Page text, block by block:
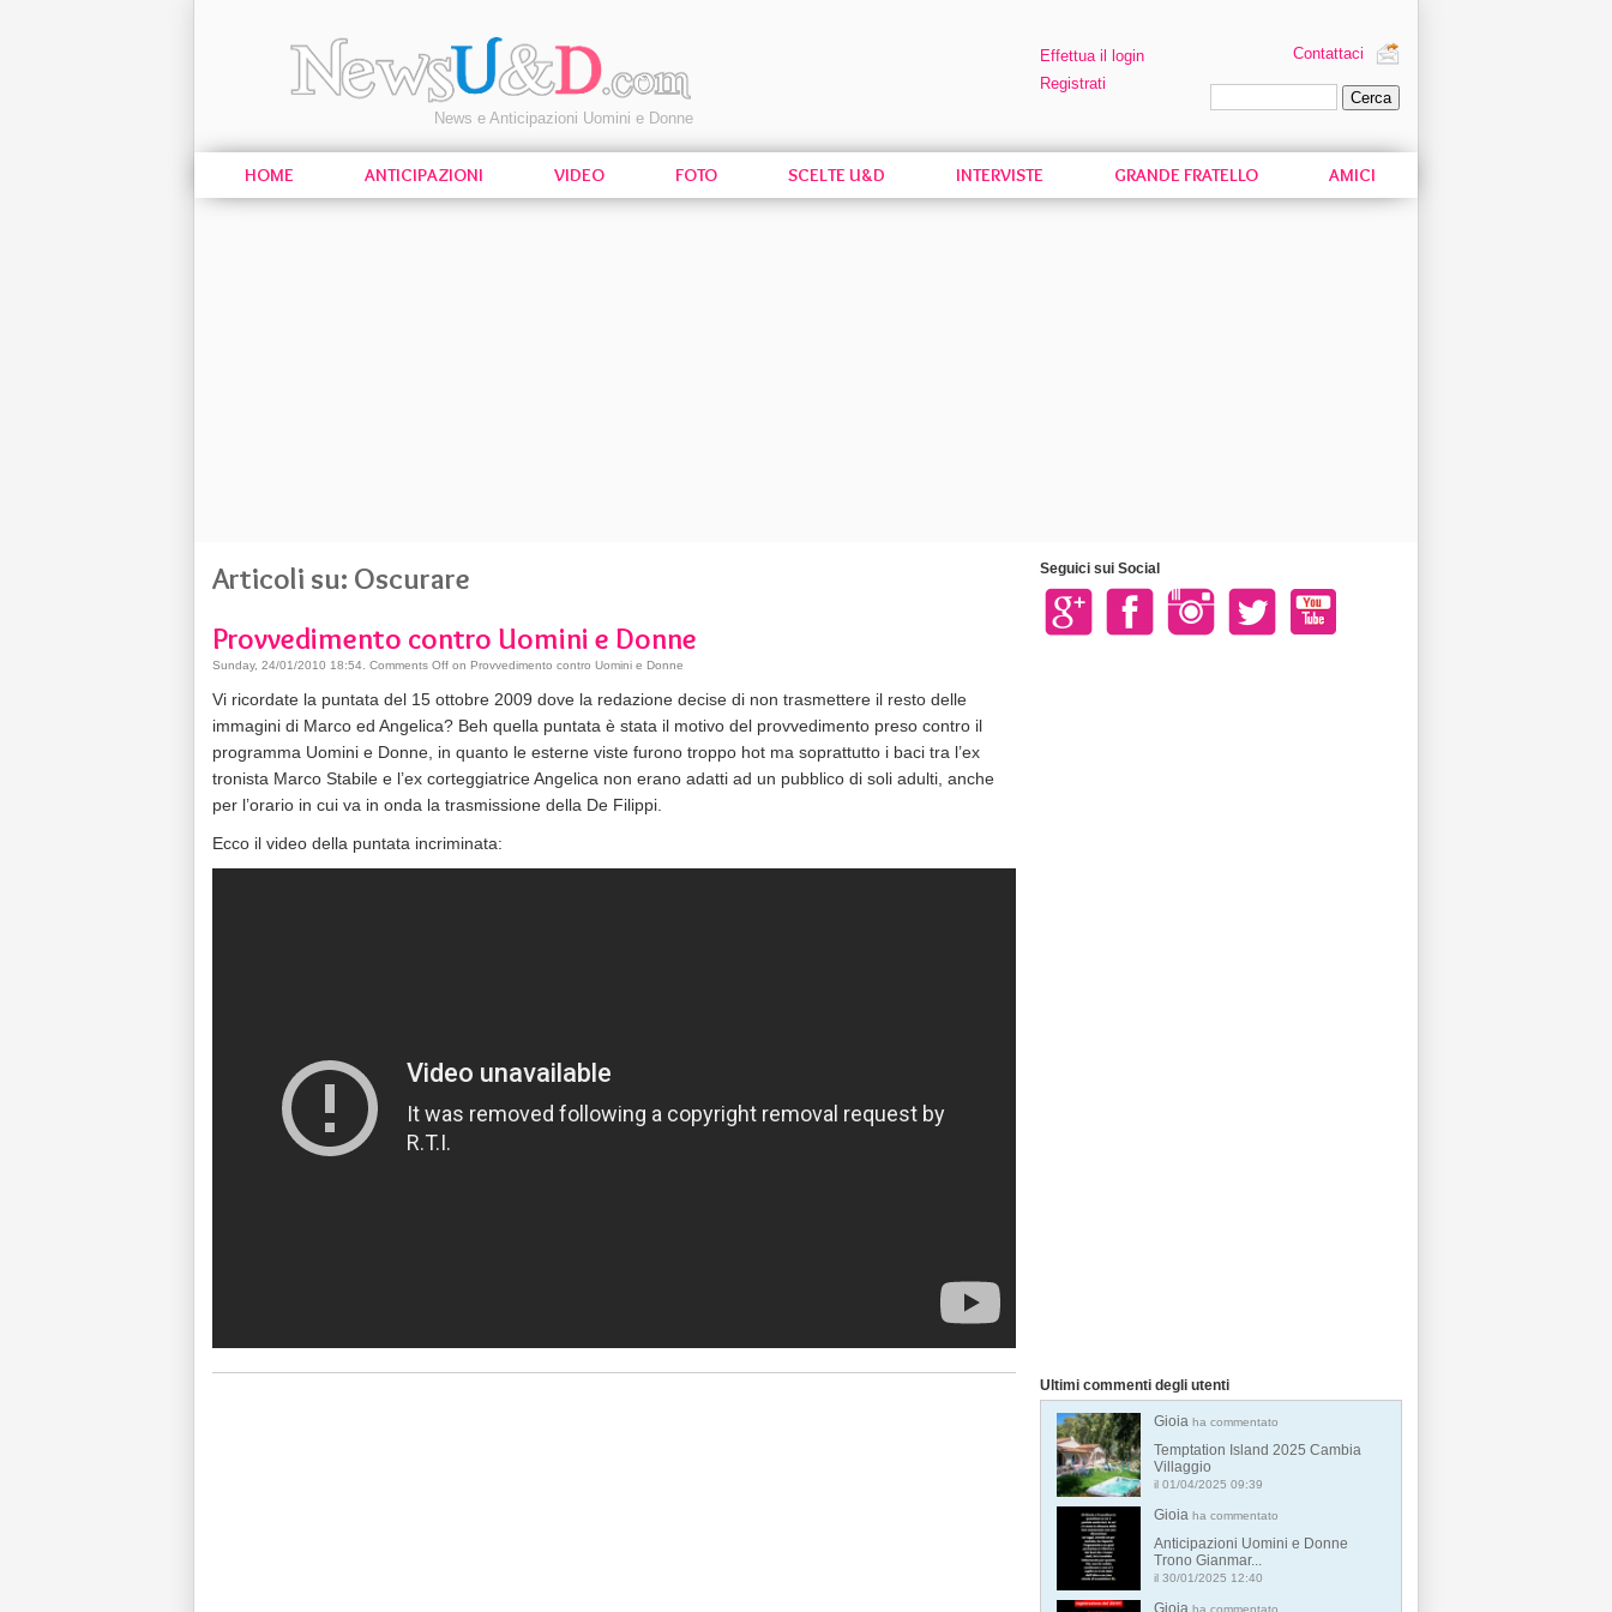
News e Anticipazioni Uomini e Donne
Effettua il login
Registrati
Contattaci
HOME ANTICIPAZIONI VIDEO FOTO SCELTE U&D INTERVISTE GRANDE FRATELLO AMICI
Articoli su: Oscurare
Provvedimento contro Uomini e Donne
Sunday, 24/01/2010 18:54 Comments Off on Provvedimento contro Uomini e Donne
Vi ricordate la puntata del 15 ottobre 2009 dove la redazione decise di non trasmettere il resto delle
immagini di Marco ed Angelica? Beh quella puntata è stata il motivo del provvedimento preso contro il
programma Uomini e Donne, in quanto le esterne viste furono troppo hot ma soprattutto i baci tra l’ex
tronista Marco Stabile e l’ex corteggiatrice Angelica non erano adatti ad un pubblico di soli adulti, anche
per l’orario in cui va in onda la trasmissione della De Filippi.
Ecco il video della puntata incriminata:
Seguici sui Social
Ultimi commenti degli utenti
Gioia ha commentato
Temptation Island 2025 Cambia
Villaggio
il 01/04/2025 09:39
Gioia ha commentato
Anticipazioni Uomini e Donne
Trono Gianmar...
il 30/01/2025 12:40
Gioia ha commentato